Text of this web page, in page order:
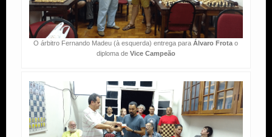
O árbitro Fernando Madeu (à esquerda) entrega paraÁlvaro Frota o
diploma de Vice Campeão